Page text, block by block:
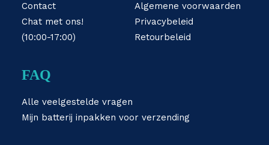
Contact
Chat met ons!
(10:00-17:00)
Algemene voorwaarden
Privacybeleid
Retourbeleid
FAQ
Alle veelgestelde vragen
Mijn batterij inpakken voor verzending